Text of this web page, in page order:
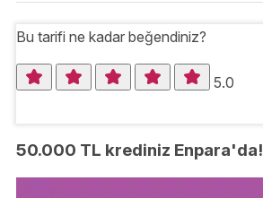
Bu tarifi ne kadar beğendiniz?
5.0
50.000 TL krediniz Enpara'da!